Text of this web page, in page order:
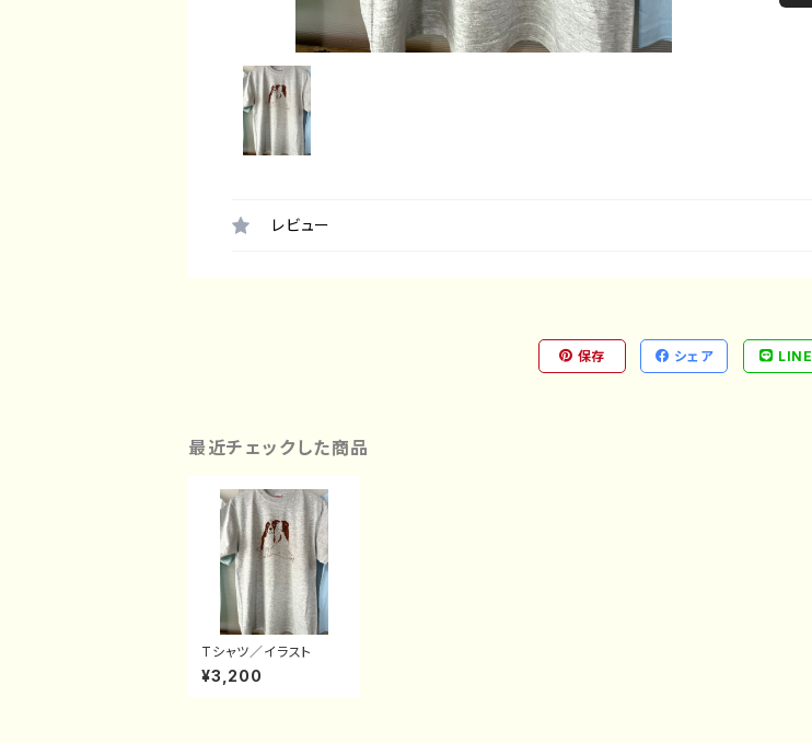
レビュー
保存 シェア LINE
最近チェックした商品
Tシャツ／イラスト
¥3,200